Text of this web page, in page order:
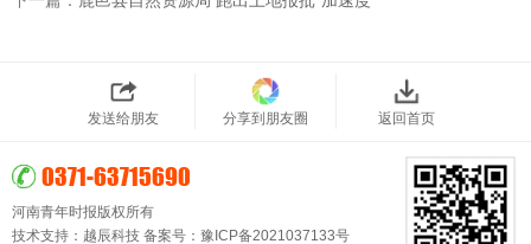
发送给朋友 分享到朋友圈 返回首页
0371-63715690
河南青年时报版权所有
技术支持： 越辰科技 备案号： 豫ICP备2021037133号